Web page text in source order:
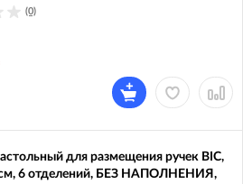
(0)
для размещения ручек BIC,
6 отделений, БЕЗ НАПОЛНЕНИЯ,